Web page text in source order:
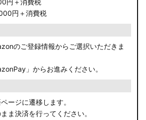
円＋消費税
円＋消費税
のご登録情報からご選択いただきま
」からお進みください。
ージに遷移します。
ま決済を行ってください。